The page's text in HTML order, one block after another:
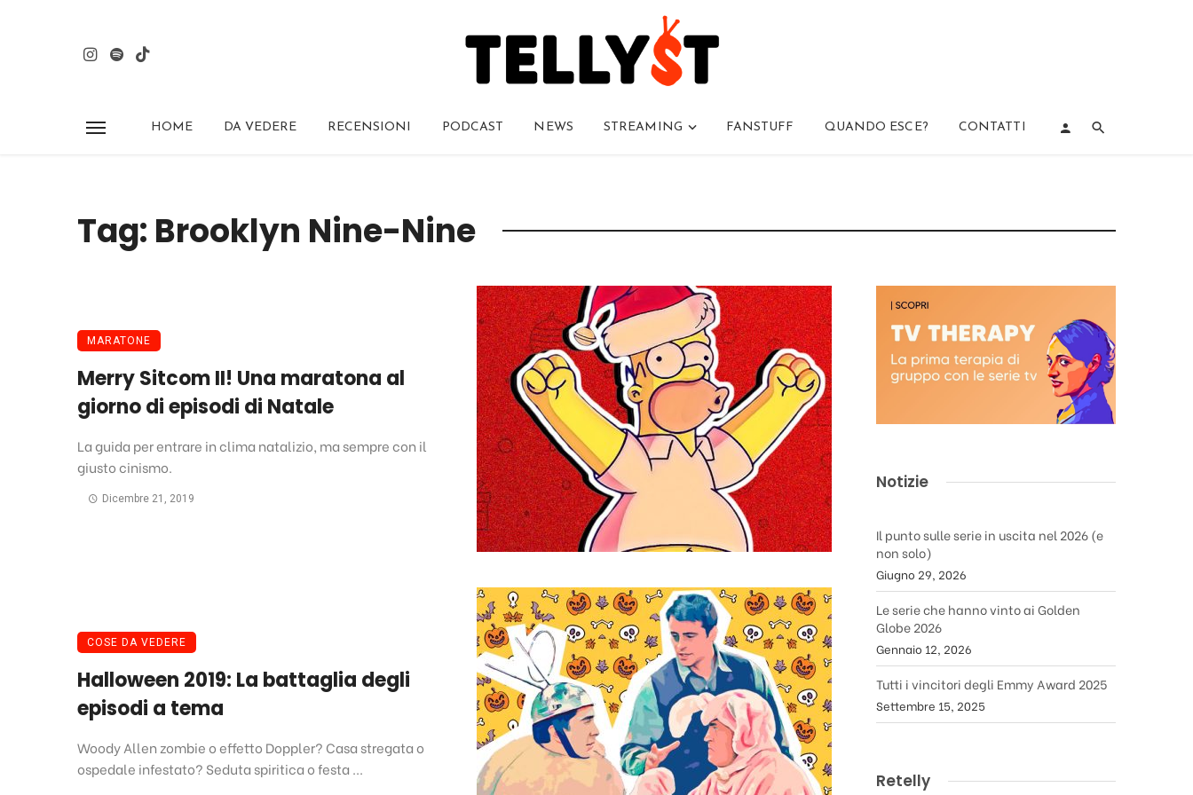
HOME DA VEDERE RECENSIONI PODCAST NEWS STREAMING FANSTUFF QUANDO ESCE? CONTATTI
Tag: Brooklyn Nine-Nine
MARATONE
Merry Sitcom II! Una maratona al
giorno di episodi di Natale
La guida per entrare in clima natalizio, ma sempre con il
giusto cinismo.
Dicembre 21, 2019
COSE DA VEDERE
Halloween 2019: La battaglia degli
episodi a tema
Woody Allen zombie o effetto Doppler? Casa stregata o
ospedale infestato? Seduta spiritica o festa ...
Notizie
Il punto sulle serie in uscita nel 2026 (e
non solo)
Giugno 29, 2026
Le serie che hanno vinto ai Golden
Globe 2026
Gennaio 12, 2026
Tutti i vincitori degli Emmy Award 2025
Settembre 15, 2025
Retelly